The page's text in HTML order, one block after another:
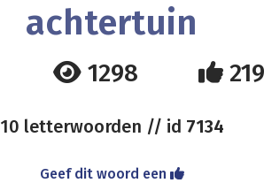
achtertuin
1298 219
10 letterwoorden // id 7134
Geef dit woord een